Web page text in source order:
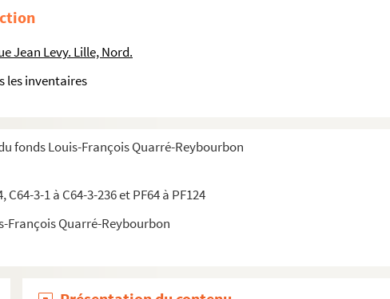
Jean Levy. Lille, Nord.
les inventaires
fonds Louis-François Quarré-Reybourbon
C64-3-1 à C64-3-236 et PF64 à PF124
François Quarré-Reybourbon
Frères (1884-1903)
1897)
Tourcoing
(1903)
(1884-1900)
1906)